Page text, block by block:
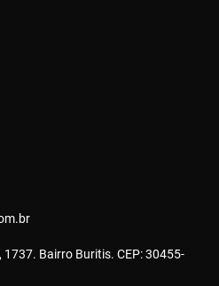
Bairro Buritis. CEP: 30455-